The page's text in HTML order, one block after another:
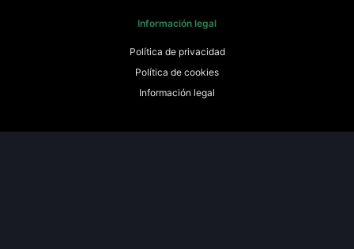
Información legal
Política de privacidad
Política de cookies
Información legal